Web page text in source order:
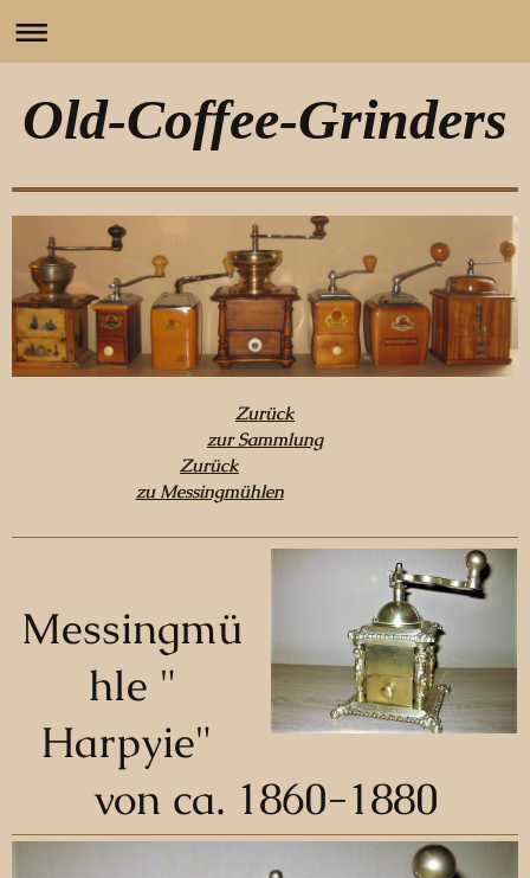
Old-Coffee-Grinders
Zurück
zur Sammlung
Zurück
zu Messingmühlen
Messingmü
hle "
Harpyie"
von ca. 1860-1880